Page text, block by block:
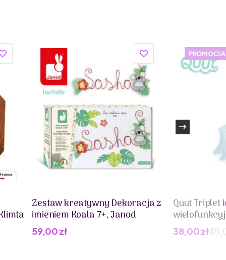
Zestaw kreatywny Dekoracja z
imieniem Koala 7+, Janod
59,00zł
PROMOCJA
Quut Triplet
Pierwotna
38,00zł
Aktualna